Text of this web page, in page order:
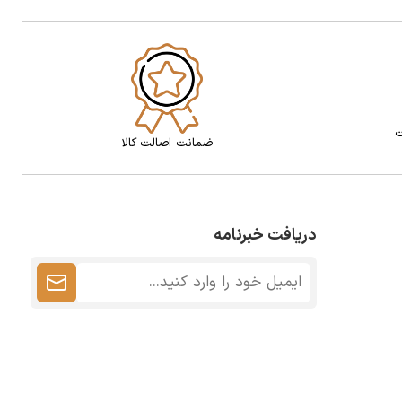
ضمانت اصالت کالا
دریافت خبرنامه